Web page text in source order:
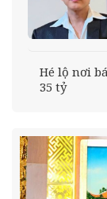
Hé lộ nơi
35 tỷ